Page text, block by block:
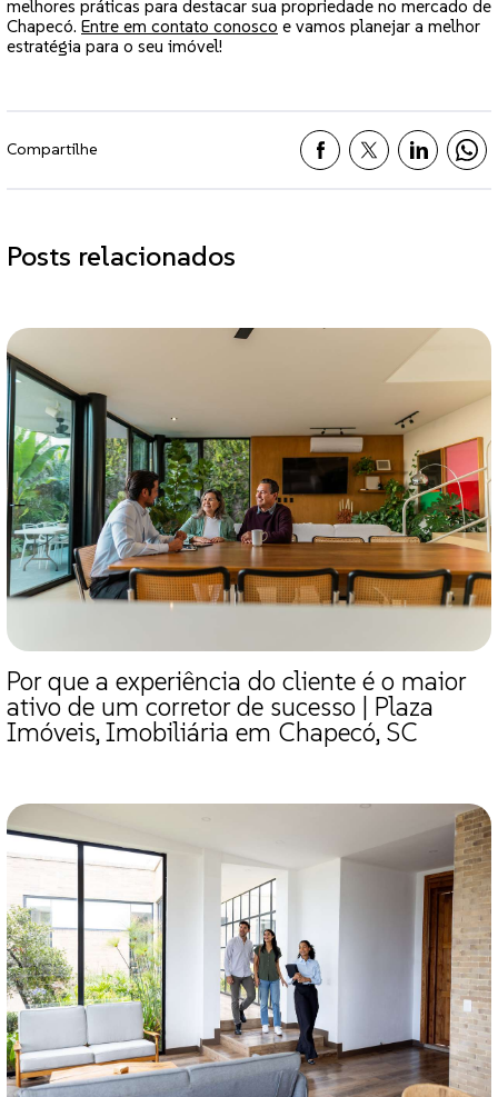
melhores práticas para destacar sua propriedade no mercado de
Chapecó. Entre em contato conosco e vamos planejar a melhor
estratégia para o seu imóvel!
Compartilhe
Posts relacionados
Por que a experiência do cliente é o maior
ativo de um corretor de sucesso | Plaza
Imóveis, Imobiliária em Chapecó, SC